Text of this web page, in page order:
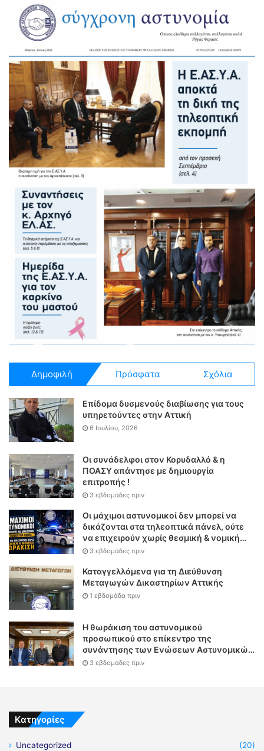
Δημοφιλή Πρόσφατα Σχόλια
Επίδομα δυσμενούς διαβίωσης για τους
υπηρετούντες στην Αττική
6 Ιουλίου, 2026
Οι συνάδελφοι στον Κορυδαλλό & η
ΠΟΑΣΥ απάντησε με δημιουργία
επιτροπής !
3 εβδομάδες πριν
Οι μάχιμοι αστυνομικοί δεν μπορεί να
δικάζονται στα τηλεοπτικά πάνελ, ούτε
να επιχειρούν χωρίς θεσμική & νομική
θωράκιση
3 εβδομάδες πριν
Καταγγελλόμενα για τη Διεύθυνση
Μεταγωγών Δικαστηρίων Αττικής
1 εβδομάδα πριν
Η θωράκιση του αστυνομικού
προσωπικού στο επίκεντρο της
συνάντησης των Ενώσεων Αστυνομικών
Υπαλλήλων Αθηνών και Θεσσαλονίκης
3 εβδομάδες πριν
Kατηγορίες
Uncategorized
(20)